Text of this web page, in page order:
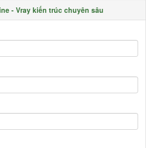
- Vray kiến trúc chuyên sâu